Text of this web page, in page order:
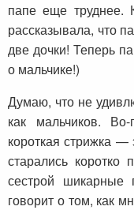
папе еще труднее.
рассказывала, что
две дочки! Теперь
о мальчике!)
Думаю, что не
как мальчиков.
короткая стрижка —
старались
сестрой
говорит о том, как